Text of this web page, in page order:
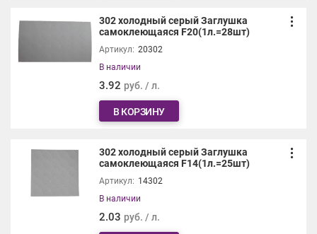
302 холодный серый Заглушка
самоклеющаяся F20(1л.=28шт)
Артикул: 20302
В наличии
3.92 руб. / л.
В КОРЗИНУ
302 холодный серый Заглушка
самоклеющаяся F14(1л.=25шт)
Артикул: 14302
В наличии
2.03 руб. / л.